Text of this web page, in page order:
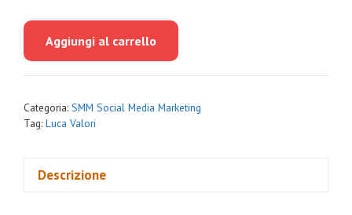
era:
è:
Aggiungi al carrello
Categoria: SMM Social Media Marketing
Tag: Luca Valori
Descrizione